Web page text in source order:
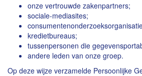
onze vertrouwde zakenpartners;
sociale-mediasites;
kredietbureaus;
tussenpersonen die
andere leden van onze groep.
Op deze wijze verzamelde Persoonlijke